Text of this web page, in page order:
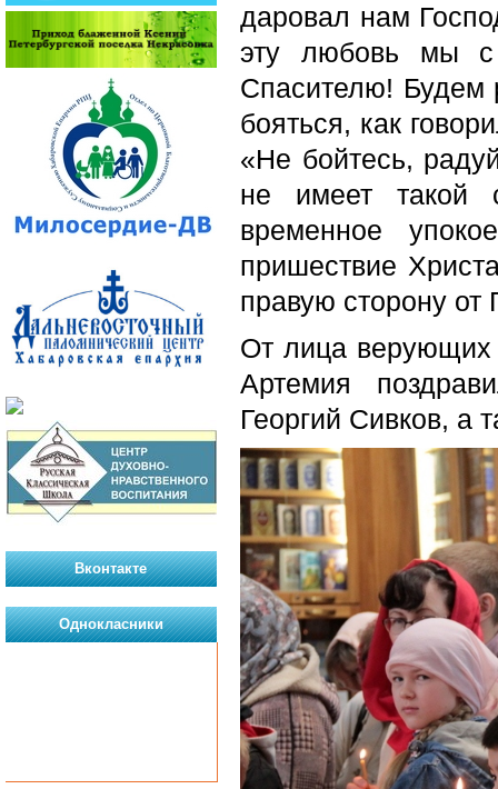
даровал нам
эту любовь мы
Спасителю! Будем
бояться, как
«Не бойтесь,
не имеет такой
временное
пришествие
правую сторону от
От лица верующих
Артемия
Георгий Сивков, а
Вконтакте
Однокласники